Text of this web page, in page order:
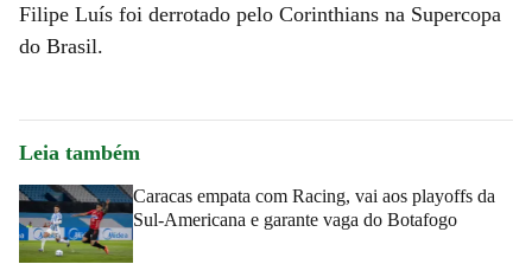
Filipe Luís foi derrotado pelo Corinthians na Supercopa
do Brasil.
Leia também
Caracas empata com Racing, vai aos playoffs da
Sul-Americana e garante vaga do Botafogo